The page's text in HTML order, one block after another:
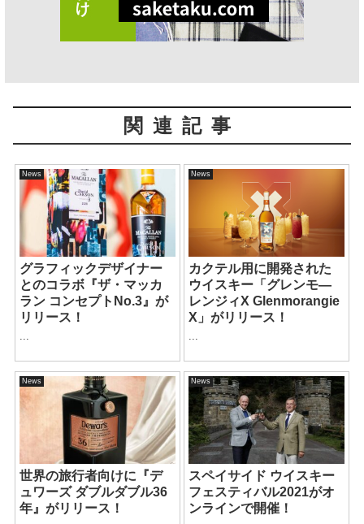
関連記事
News
グラフィックデザイナー
とのコラボ『ザ・マッカ
ラン コンセプトNo.3』が
リリース！
News
カクテル用に開発された
ウイスキー「グレンモ―
レンジィX Glenmorangie
X」がリリース！
News
世界の旅行者向けに『デ
ュワーズ ダブルダブル36
年』がリリース！
News
スペイサイド ウイスキー
フェスティバル2021がオ
ンラインで開催！